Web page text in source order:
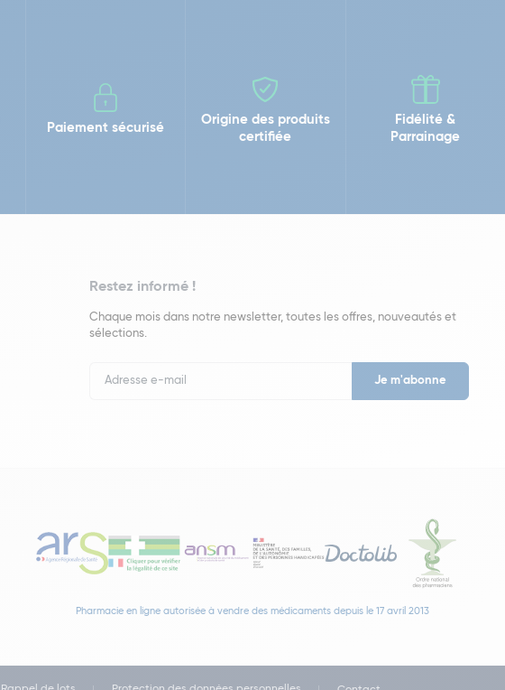
Paiement sécurisé
Origine des produits
certifiée
Fidélité &
Parrainage
Restez informé !
Chaque mois dans notre newsletter, toutes les offres, nouveautés et
sélections.
Newsletter
Pharmacie en ligne autorisée à vendre des médicaments depuis le 17 avril 2013